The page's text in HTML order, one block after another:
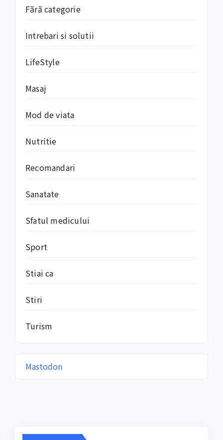
Fără categorie
Intrebari si solutii
LifeStyle
Masaj
Mod de viata
Nutritie
Recomandari
Sanatate
Sfatul medicului
Sport
Stiai ca
Stiri
Turism
Mastodon